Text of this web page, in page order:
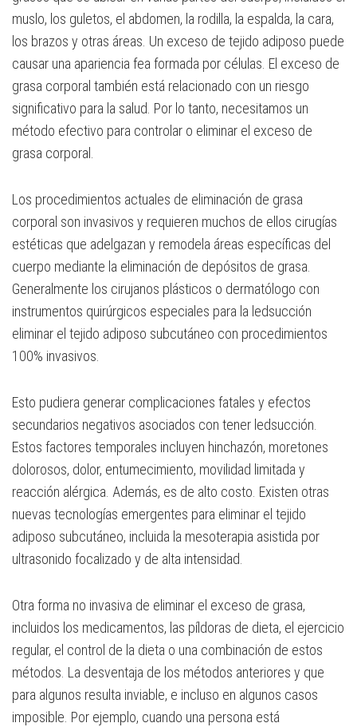
muslo, los guletos, el abdomen, la rodilla, la espalda, la cara,
los brazos y otras áreas. Un exceso de tejido adiposo puede
causar una apariencia fea formada por células. El exceso de
grasa corporal también está relacionado con un riesgo
significativo para la salud. Por lo tanto, necesitamos un
método efectivo para controlar o eliminar el exceso de
grasa corporal.
Los procedimientos actuales de eliminación de grasa
corporal son invasivos y requieren muchos de ellos cirugías
estéticas que adelgazan y remodela áreas específicas del
cuerpo mediante la eliminación de depósitos de grasa.
Generalmente los cirujanos plásticos o dermatólogo con
instrumentos quirúrgicos especiales para la ledsucción
eliminar el tejido adiposo subcutáneo con procedimientos
100% invasivos.
Esto pudiera generar complicaciones fatales y efectos
secundarios negativos asociados con tener ledsucción.
Estos factores temporales incluyen hinchazón, moretones
dolorosos, dolor, entumecimiento, movilidad limitada y
reacción alérgica. Además, es de alto costo. Existen otras
nuevas tecnologías emergentes para eliminar el tejido
adiposo subcutáneo, incluida la mesoterapia asistida por
ultrasonido focalizado y de alta intensidad.
Otra forma no invasiva de eliminar el exceso de grasa,
incluidos los medicamentos, las píldoras de dieta, el ejercicio
regular, el control de la dieta o una combinación de estos
métodos. La desventaja de los métodos anteriores y que
para algunos resulta inviable, e incluso en algunos casos
imposible. Por ejemplo, cuando una persona está